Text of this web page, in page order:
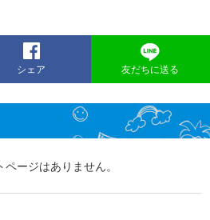
シェア 友だちに送る
ージはありません。